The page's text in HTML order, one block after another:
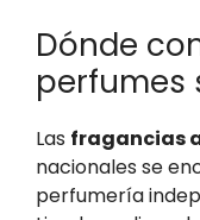
Dónde
perfumes
Las fragancias
nacionales se
perfumería